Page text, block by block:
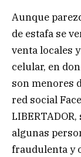
Aunque
de estafa se
venta locales
celular, en
son menores
red social
algunas
fraudulenta y